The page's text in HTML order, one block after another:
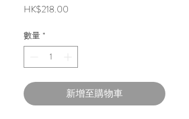
HK$218.00
數量 *
新增至購物車